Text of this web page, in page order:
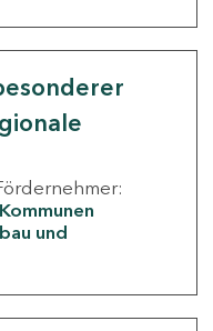
Kommunen
und